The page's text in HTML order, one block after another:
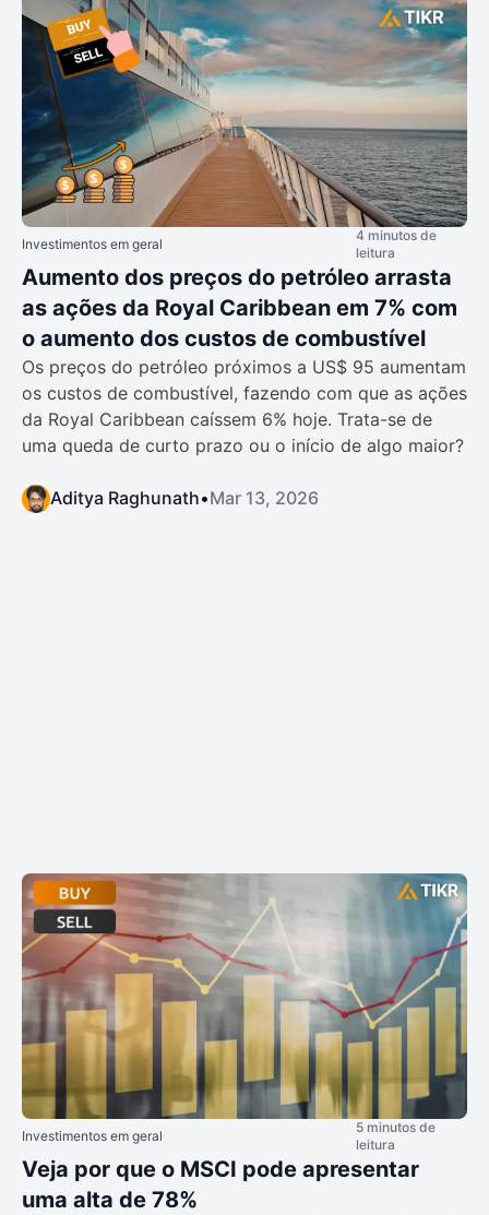
Investimentos em geral
4 minutos de
leitura
Aumento dos preços do petróleo arrasta
as ações da Royal Caribbean em 7% com
o aumento dos custos de combustível
Os preços do petróleo próximos a US$ 95 aumentam
os custos de combustível, fazendo com que as ações
da Royal Caribbean caíssem 6% hoje. Trata-se de
uma queda de curto prazo ou o início de algo maior?
Aditya Raghunath•Mar 13, 2026
Investimentos em geral
5 minutos de
leitura
Veja por que o MSCI pode apresentar
uma alta de 78%